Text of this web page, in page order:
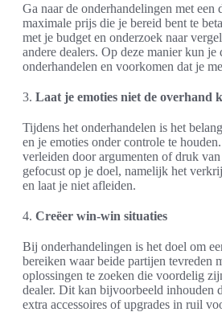
Ga naar de onderhandelingen met een
maximale prijs die je bereid bent te
met je budget en onderzoek naar
andere dealers. Op deze manier kun je
onderhandelen en voorkomen dat je
3. Laat je emoties niet de overhand
Tijdens het onderhandelen is het
en je emoties onder controle te
verleiden door argumenten of druk
gefocust op je doel, namelijk het
en laat je niet afleiden.
4. Creëer win-win situaties
Bij onderhandelingen is het doel om
bereiken waar beide partijen tevreden
oplossingen te zoeken die voordelig
dealer. Dit kan bijvoorbeeld inhouden
extra accessoires of upgrades in ruil